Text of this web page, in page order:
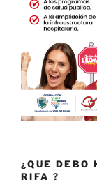
¿QUE DEBO
RIFA ?